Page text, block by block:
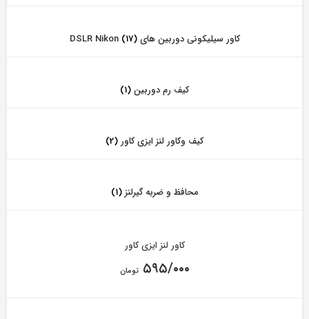
کاور سیلیکونی دوربین های DSLR Nikon(17)
کیف رم دوربین(1)
کیف وکاور لنز ایزی کاور (2)
محافظ و ضربه گیرلنز(1)
کاور لنز ایزی کاور
۵۹۵/۰۰۰ تومان